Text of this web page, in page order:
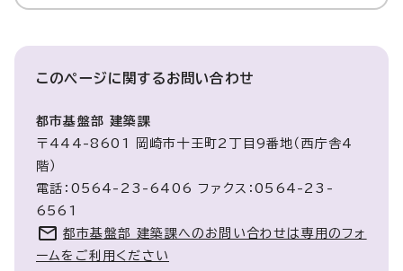
このページに関するお問い合わせ
都市基盤部 建築課
〒444-8601 岡崎市十王町2丁目9番地（西庁舎4
階）
電話：0564-23-6406 ファクス：0564-23-
6561
都市基盤部 建築課へのお問い合わせは専用のフォ
ームをご利用ください